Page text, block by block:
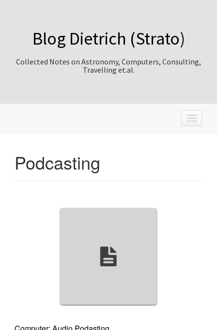
Blog Dietrich (Strato)
Collected Notes on Astronomy, Computers, Consulting,
Travelling et.al.
T
o
Podcasting